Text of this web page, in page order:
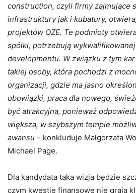
construction, czyli firmy zajmujące
infrastruktury jak i kubatury,
projektów OZE. Te podmioty
spółki, potrzebują
developmentu. W związku z tym
takiej osoby, która pochodzi z
organizacji, gdzie ma jasno
obowiązki, praca dla nowego,
być atrakcyjna, ponieważ
większa, w szybszym tempie
awansu – konkluduje Małgorzata
Michael Page.
Dla kandydata taka wizja będzie
czym kwestie finansowe nie grają